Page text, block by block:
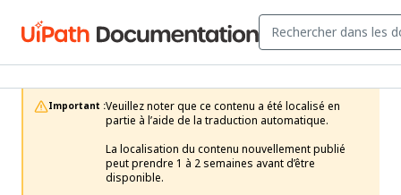
Important :Veuillez noter que ce contenu a été localisé en
partie à l’aide de la traduction automatique.
La localisation du contenu nouvellement publié
peut prendre 1 à 2 semaines avant d’être
disponible.